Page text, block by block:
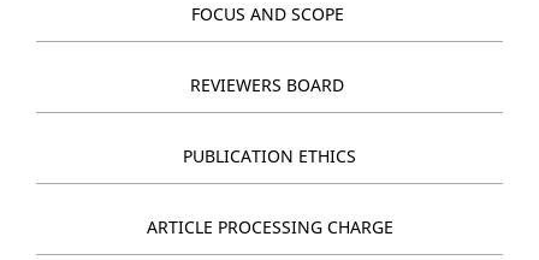
FOCUS AND SCOPE
REVIEWERS BOARD
PUBLICATION ETHICS
ARTICLE PROCESSING CHARGE